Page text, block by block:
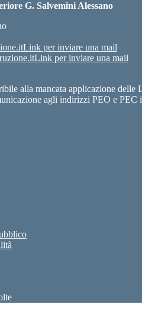
G. Salvemini Alessano
Link per inviare una mail
Link per inviare una mail
alla mancata applicazione delle
agli indirizzi PEO e PEC